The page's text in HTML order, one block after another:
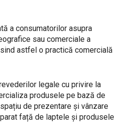
consumatorilor asupra
sau comerciale a
astfel o practică comercială
legale cu privire la
produsele pe bază de
de prezentare și vânzare
față de laptele și produsele